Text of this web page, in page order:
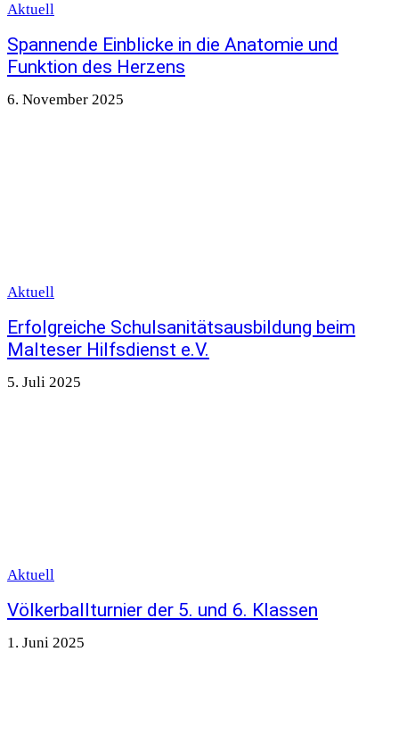
Aktuell
Spannende Einblicke in die Anatomie und
Funktion des Herzens
6. November 2025
Aktuell
Erfolgreiche Schulsanitätsausbildung beim
Malteser Hilfsdienst e.V.
5. Juli 2025
Aktuell
Völkerballturnier der 5. und 6. Klassen
1. Juni 2025